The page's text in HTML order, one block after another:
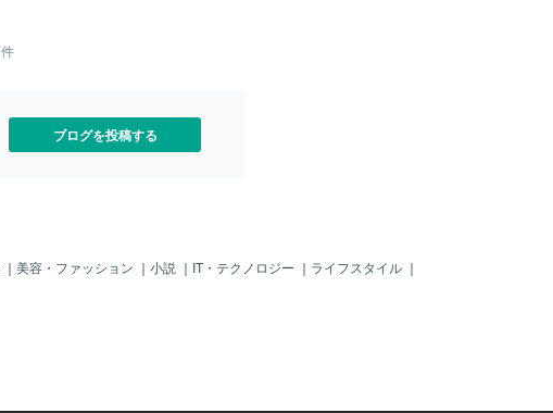
件
ブログを投稿する
｜ 美容・ファッション ｜ 小説 ｜ IT・テクノロジー ｜ ライフスタイル ｜